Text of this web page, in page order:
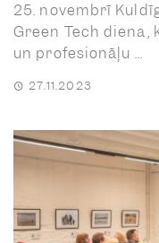
25. novembrī
Green Tech
un profesionāļu ...
27.11.2023